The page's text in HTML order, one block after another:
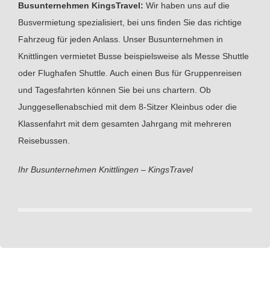
Busunternehmen KingsTravel: Wir haben uns auf die
Busvermietung spezialisiert, bei uns finden Sie das richtige
Fahrzeug für jeden Anlass. Unser Busunternehmen in
Knittlingen vermietet Busse beispielsweise als Messe Shuttle
oder Flughafen Shuttle. Auch einen Bus für Gruppenreisen
und Tagesfahrten können Sie bei uns chartern. Ob
Junggesellenabschied mit dem 8-Sitzer Kleinbus oder die
Klassenfahrt mit dem gesamten Jahrgang mit mehreren
Reisebussen.
Ihr Busunternehmen Knittlingen – KingsTravel